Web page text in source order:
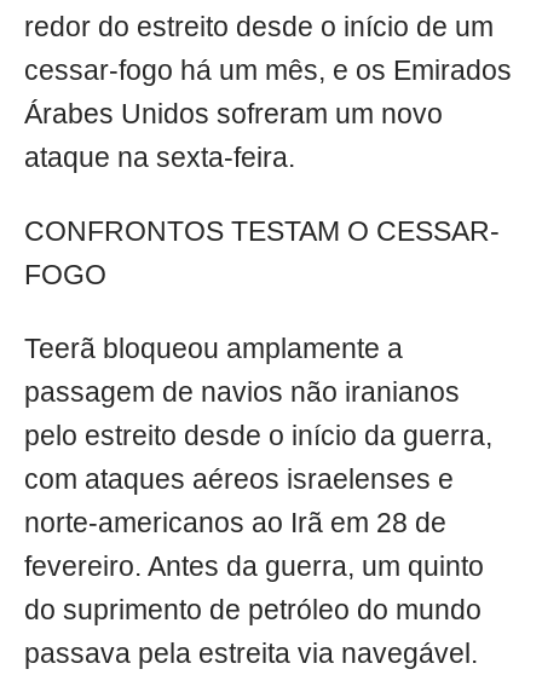
redor do estreito desde o início de um
cessar-fogo há um mês, e os Emirados
Árabes Unidos sofreram um novo
ataque na sexta-feira.
CONFRONTOS TESTAM O CESSAR-
FOGO
Teerã bloqueou amplamente a
passagem de navios não iranianos
pelo estreito desde o início da guerra,
com ataques aéreos israelenses e
norte-americanos ao Irã em 28 de
fevereiro. Antes da guerra, um quinto
do suprimento de petróleo do mundo
passava pela estreita via navegável.